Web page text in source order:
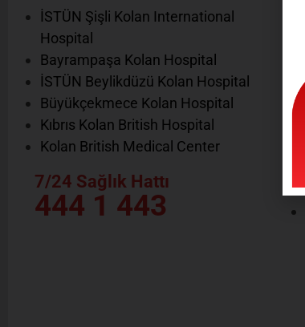
İSTÜN Şişli Kolan International
Hospital
Bayrampaşa Kolan Hospital
İSTÜN Beylikdüzü Kolan Hospital
Büyükçekmece Kolan Hospital
Kıbrıs Kolan British Hospital
Kolan British Medical Center
7/24 Sağlık Hattı
444 1 443